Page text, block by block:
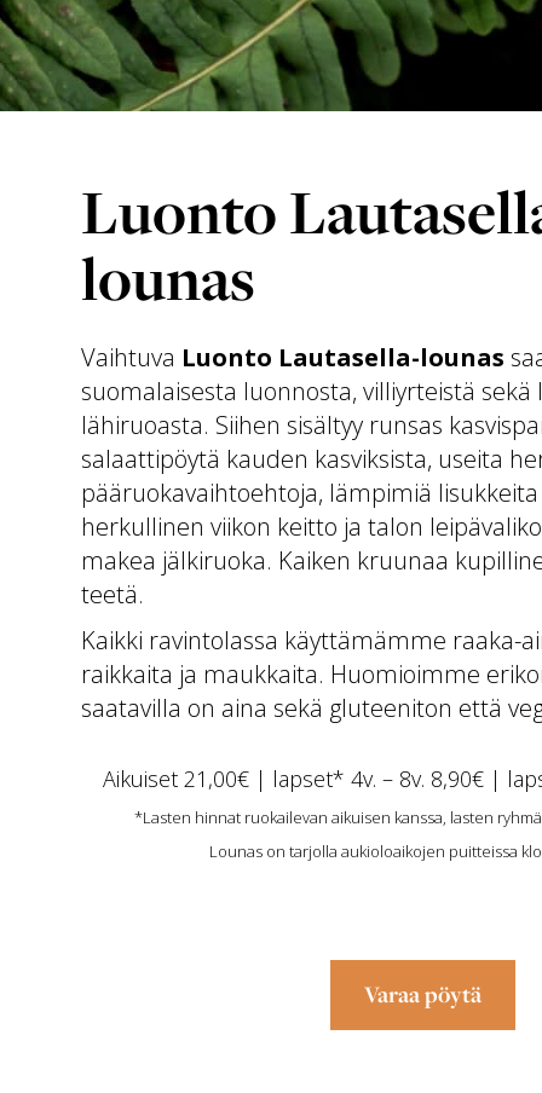
Luonto
lounas
Vaihtuva Luonto Lautasella-lounas
suomalaisesta luonnosta, villiyrteistä sekä
lähiruoasta. Siihen sisältyy runsas
salaattipöytä kauden kasviksista, useita
pääruokavaihtoehtoja, lämpimiä
herkullinen viikon keitto ja talon
makea jälkiruoka. Kaiken kruunaa
teetä.
Kaikki ravintolassa käyttämämme raaka-
raikkaita ja maukkaita. Huomioimme
saatavilla on aina sekä gluteeniton että
Aikuiset 21,00€ | lapset* 4v. – 8v. 8,90€ |
*Lasten hinnat ruokailevan aikuisen kanssa, lasten
Lounas on tarjolla aukioloaikojen puitteissa klo
Varaa pöytä